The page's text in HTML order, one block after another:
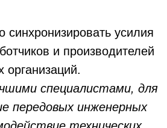
синхронизировать усилия
и производителей
организаций.
специалистами, для
передовых инженерных